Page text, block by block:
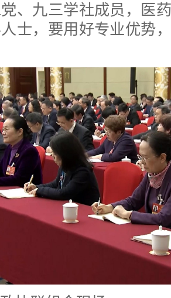
、九三学社成员，医
士，要用好专业优势